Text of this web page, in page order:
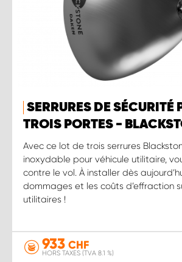
SERRURES DE SÉCURITÉ
TROIS PORTES -
Avec ce lot de trois serrures
inoxydable pour véhicule utilitaire,
contre le vol. À installer dès
dommages et les coûts d’effraction
utilitaires !
933 CHF
HORS TAXES (TVA 8.1 %)